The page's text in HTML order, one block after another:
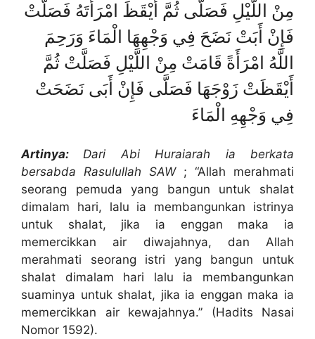
مِنْ اللَّيْلِ فَصَلَّى ثُمَّ أَيْقَظَ امْرَأَتَهُ فَصَلَّتْ
فَإِنْ أَبَتْ نَضَحَ فِي وَجْهِهَا الْمَاءَ وَرَحِمَ
اللَّهُ امْرَأَةً قَامَتْ مِنْ اللَّيْلِ فَصَلَّتْ ثُمَّ
أَيْقَظَتْ زَوْجَهَا فَصَلَّى فَإِنْ أَبَى نَضَحَتْ
فِي وَجْهِهِ الْمَاءَ
Artinya:Dari Abi Huraiarah ia berkata
bersabda Rasulullah SAW; “Allah merahmati
seorang pemuda yang bangun untuk shalat
dimalam hari, lalu ia membangunkan istrinya
untuk shalat, jika ia enggan maka ia
memercikkan air diwajahnya, dan Allah
merahmati seorang istri yang bangun untuk
shalat dimalam hari lalu ia membangunkan
suaminya untuk shalat, jika ia enggan maka ia
memercikkan air kewajahnya.” (Hadits Nasai
Nomor 1592).